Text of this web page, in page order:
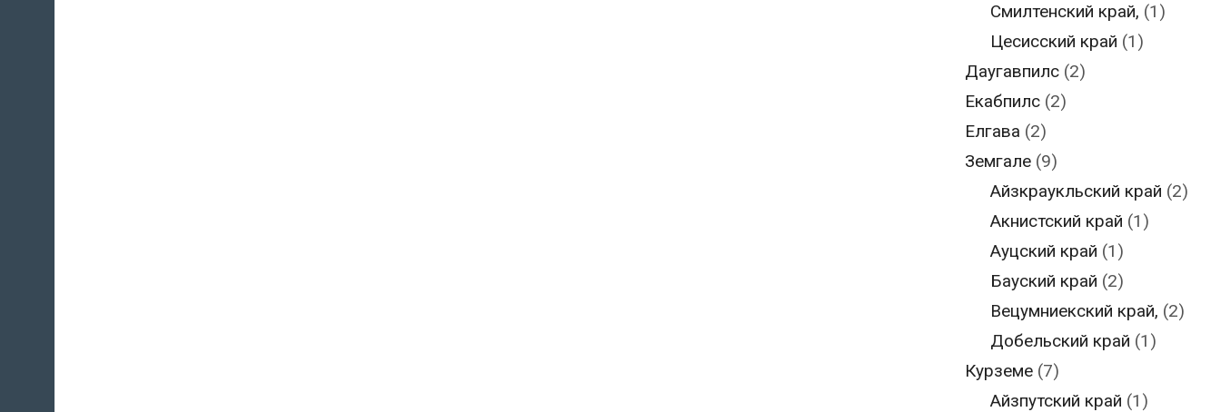
Смилтенский край, (1)
Цесисский край (1)
Даугавпилс(2)
Екабпилс(2)
Елгава (2)
Земгале(9)
Айзкраукльский край (2)
Акнистский край (1)
Ауцский край (1)
Бауский край (2)
Вецумниекский край, (2)
Добельский край (1)
Курземе(7)
Айзпутский край (1)